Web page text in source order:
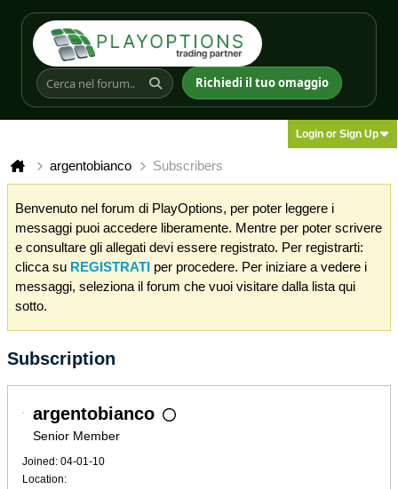
Richiedi il tuo omaggio
Login or Sign Up
argentobianco Subscribers
Benvenuto nel forum di PlayOptions, per poter leggere i
messaggi puoi accedere liberamente. Mentre per poter scrivere
e consultare gli allegati devi essere registrato. Per registrarti:
clicca su REGISTRATI per procedere. Per iniziare a vedere i
messaggi, seleziona il forum che vuoi visitare dalla lista qui
sotto.
Subscription
argentobianco
Senior Member
Joined: 04-01-10
Location: